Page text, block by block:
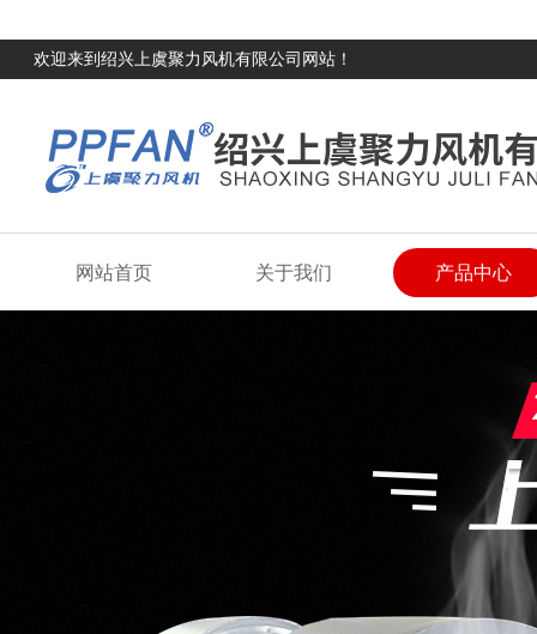
欢迎来到绍兴上虞聚力风机有限公司网站！
网站首页 关于我们 产品中心